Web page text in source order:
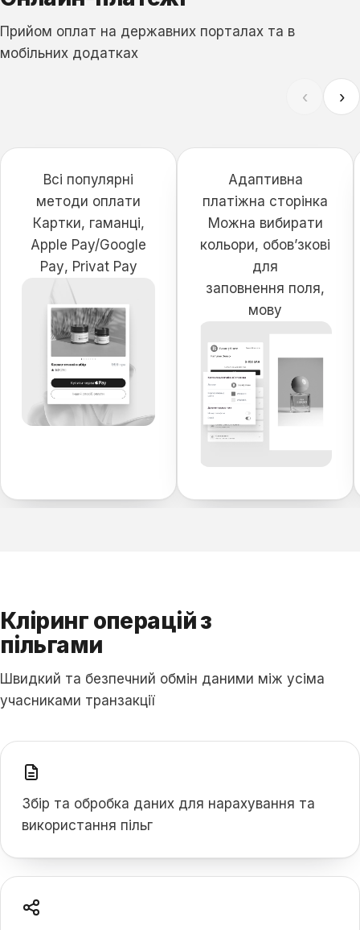
Прийом оплат на державних порталах та в
мобільних додатках
‹ ›
Всі популярні
методи оплати
Картки, гаманці,
Apple Pay/Google
Paу, Privat Pay
Адаптивна
платіжна сторінка
Можна вибирати
кольори, обов’зкові
для
заповнення поля,
мову
Кліринг операцій з
пільгами
Швидкий та безпечний обмін даними між усіма
учасниками транзакції
Збір та обробка даних для нарахування та
використання пільг